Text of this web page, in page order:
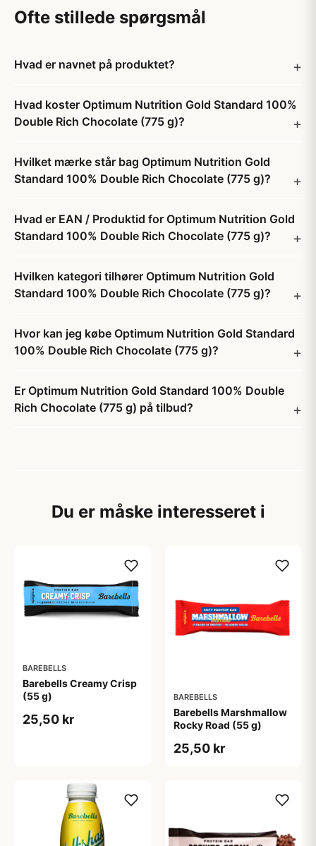
Ofte stillede spørgsmål
Hvad er navnet på produktet?
Hvad koster Optimum Nutrition Gold Standard 100%
Double Rich Chocolate (775 g)?
Hvilket mærke står bag Optimum Nutrition Gold
Standard 100% Double Rich Chocolate (775 g)?
Hvad er EAN / Produktid for Optimum Nutrition Gold
Standard 100% Double Rich Chocolate (775 g)?
Hvilken kategori tilhører Optimum Nutrition Gold
Standard 100% Double Rich Chocolate (775 g)?
Hvor kan jeg købe Optimum Nutrition Gold Standard
100% Double Rich Chocolate (775 g)?
Er Optimum Nutrition Gold Standard 100% Double
Rich Chocolate (775 g) på tilbud?
Du er måske interesseret i
BAREBELLS
Barebells Creamy Crisp
(55 g)
25,50 kr
BAREBELLS
Barebells Marshmallow
Rocky Road (55 g)
25,50 kr